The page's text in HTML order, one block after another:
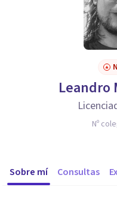
Leandro
Nº
Sobre mí Consultas